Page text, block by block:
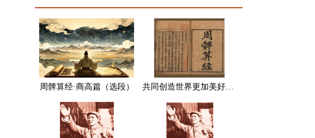
周髀算经·商高篇（选段） 共同创造世界更加美好的未来